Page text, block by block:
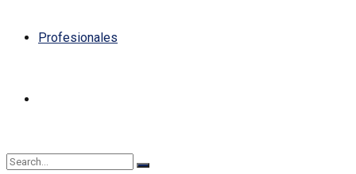
Profesionales